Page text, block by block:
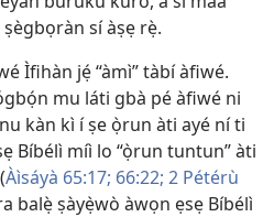
sí àṣẹ rẹ̀.
Ìfihàn jẹ́ “àmì” tàbí àfiwé.
mu láti gbà pé àfiwé ni
kàn kì í ṣe ọ̀run àti ayé ní ti
Bíbélì míì lo “ọ̀run tuntun” àti
Àìsáyà 65:17; 66:22; 2 Pétérù
balẹ̀ ṣàyẹ̀wò àwọn ẹsẹ Bíbélì